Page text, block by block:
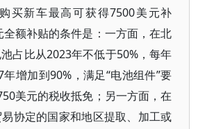
买新车最高可获得7500美元补
额补贴的条件是：一方面，在北
占比从2023年不低于50%，每年
增加到90%，满足“电池组件”要
美元的税收抵免；另一方面，在
协定的国家和地区提取、加工或